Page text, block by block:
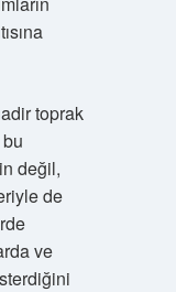
toprak
değil,
de
ve